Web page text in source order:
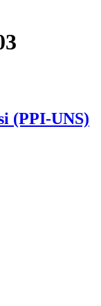
(PPI-UNS)